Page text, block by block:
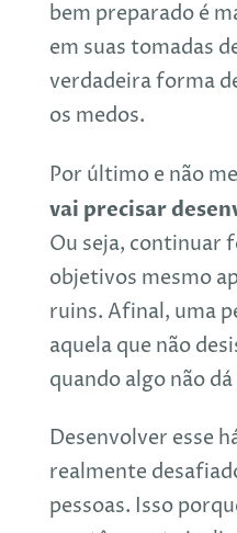
bem preparado é
em suas tomadas
verdadeira forma
os medos.
Por último e não
vai precisar
Ou seja, continuar
objetivos mesmo
ruins. Afinal, uma
aquela que não
quando algo não
Desenvolver esse
realmente
pessoas. Isso